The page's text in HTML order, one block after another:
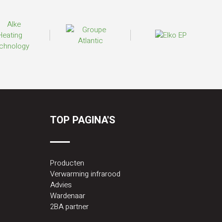
TOP PAGINA'S
Producten
Verwarming infrarood
Advies
Wardenaar
2BA partner